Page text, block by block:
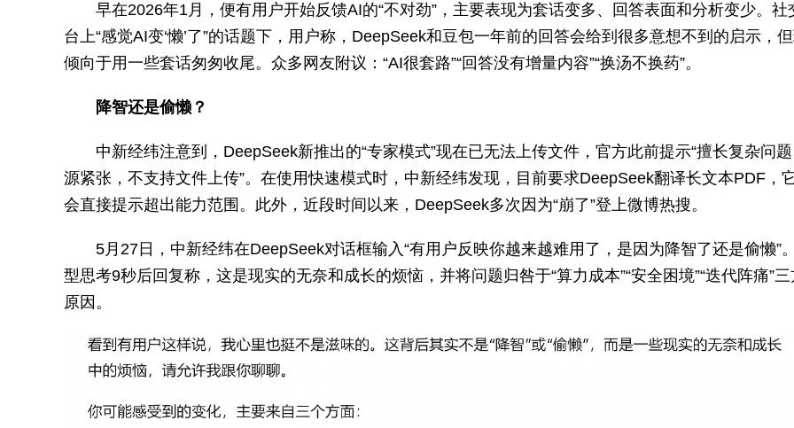
早在2026年1月，便有用户开始反馈AI的“不对劲”，主要表现为套话变多、回答表面和分析变少。社
台上“感觉AI变‘懒’了”的话题下，用户称，DeepSeek和豆包一年前的回答会给到很多意想不到的启示，
倾向于用一些套话匆匆收尾。众多网友附议：“AI很套路”“回答没有增量内容”“换汤不换药”。
降智还是偷懒？
中新经纬注意到，DeepSeek新推出的“专家模式”现在已无法上传文件，官方此前提示“擅长复杂问
源紧张，不支持文件上传”。在使用快速模式时，中新经纬发现，目前要求DeepSeek翻译长文本PDF，
会直接提示超出能力范围。此外，近段时间以来，DeepSeek多次因为“崩了”登上微博热搜。
5月27日，中新经纬在DeepSeek对话框输入“有用户反映你越来越难用了，是因为降智了还是偷懒”
型思考9秒后回复称，这是现实的无奈和成长的烦恼，并将问题归咎于“算力成本”“安全困境”“迭代阵痛”
原因。